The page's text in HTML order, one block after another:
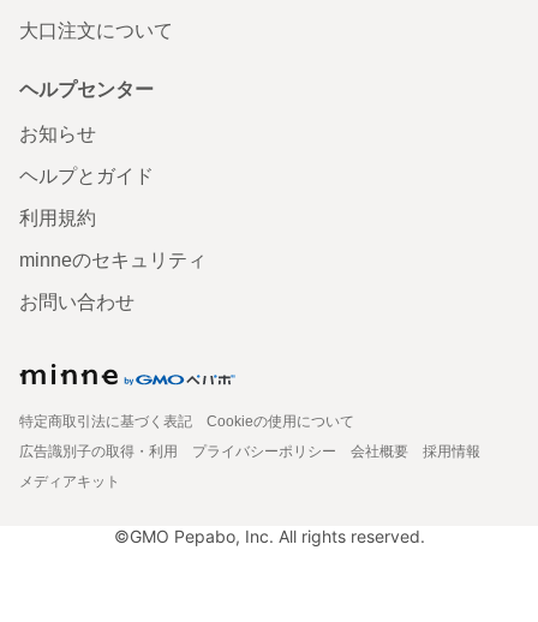
大口注文について
ヘルプセンター
お知らせ
ヘルプとガイド
利用規約
minneのセキュリティ
お問い合わせ
特定商取引法に基づく表記
Cookieの使用について
広告識別子の取得・利用
プライバシーポリシー 会社概要
採用情報
メディアキット
©GMO Pepabo, Inc. All rights reserved.